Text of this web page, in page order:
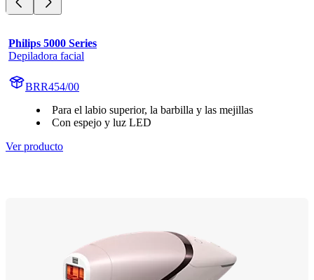
Philips 5000 Series
Depiladora facial
BRR454/00
Para el labio superior, la barbilla y las mejillas
Con espejo y luz LED
Ver producto